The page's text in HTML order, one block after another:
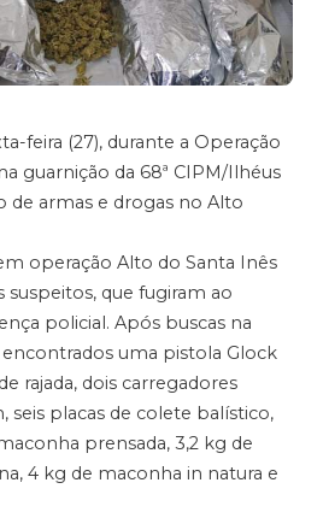
feira (27), durante a Operação
guarnição da 68ª CIPM/Ilhéus
de armas e drogas no Alto
operação Alto do Santa Inês
suspeitos, que fugiram ao
policial. Após buscas na
uma pistola Glock
rajada, dois carregadores
seis placas de colete balístico,
prensada, 3,2 kg de
4 kg de maconha in natura e